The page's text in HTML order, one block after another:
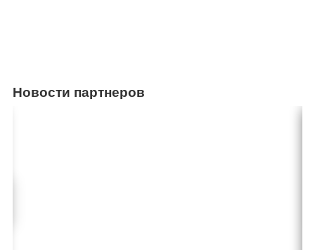
Новости партнеров